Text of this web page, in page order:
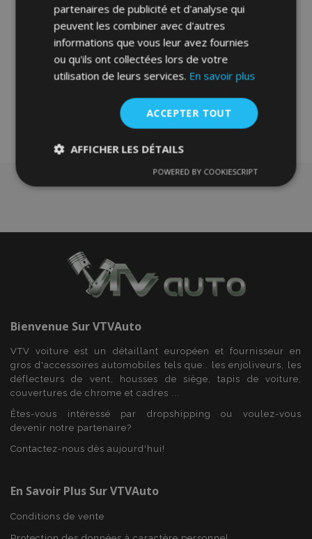
Ajouter Au Panier
Ajouter
à la
liste
d'achats
Bienvenue SurVTVAuto
VTV voiture est un détaillant européen et fournisseur en
gros d'accessoires automobiles tels que:. les enjoliveurs, les
déflecteurs de vent, housses de siège, tapis de voiture,
couvertures de chrome et cadres ...
Êtes-vous intéressé par dropshipping ou voulez-vous
devenir notre partenaire?
Contactez-nous dès aujourd'hui!
En Savoir Plus Sur VTVAuto
Conditions de vente
partenaires de publicité et d'analyse qui
peuvent les combiner avec d'autres
informations que vous leur avez fournies
ou qu'ils ont collectées lors de votre
utilisation de leurs services. En savoir plus
ACCEPTER TOUT
AFFICHER LES DÉTAILS
nécessaires
Performance Ciblage
Ciblage
Fonctionnalité
Les cookies strictement nécessaires habilitent des
fonctionnalités de base du site Web telles que la
connexion des utilisateurs et la gestion des
comptes. Le site Web ne peut pas être utilisé
correctement sans les cookies strictement
mage-cache-sessid
POWERED BY COOKIESCRIPT